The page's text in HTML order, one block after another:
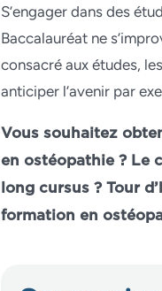
S’engager dans des
Baccalauréat ne
consacré aux études,
anticiper l’avenir par
Vous souhaitez
en ostéopathie ? Le
long cursus ? Tour
formation en